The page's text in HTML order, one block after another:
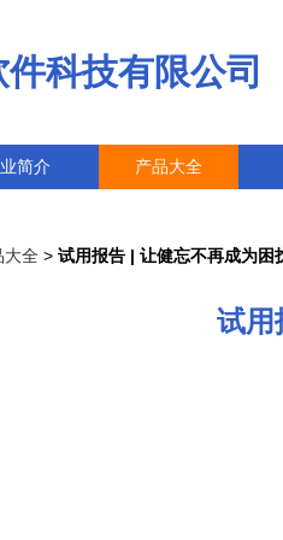
科技有限公司
简介 产品大全
大全 > 试用报告 | 让健忘不再成为困
试用